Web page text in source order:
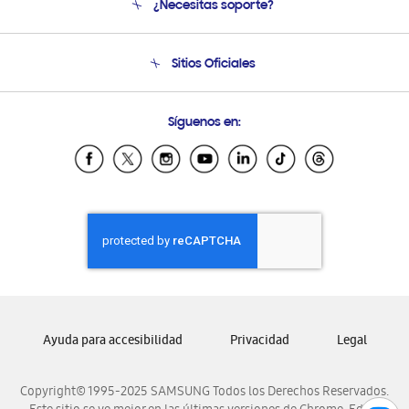
Soporte
Condiciones de Compra
¿Necesitas soporte?
Soporte vía eMail
Sitios Oficiales
Samsung Ecuador
Samsung El Salvador
Samsung Honduras
Samsung Nicaragua
Samsung Panamá
Samsung Venezuela
Síguenos en:
Copyright© 1995-2025 SAMSUNG Todos los Derechos Reservados.
Ayuda para accesibilidad Privacidad Legal